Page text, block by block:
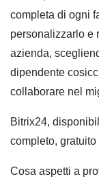
completa di ogni
personalizzarlo e
azienda,
dipendente
collaborare nel
Bitrix24,
completo,
Cosa aspetti a